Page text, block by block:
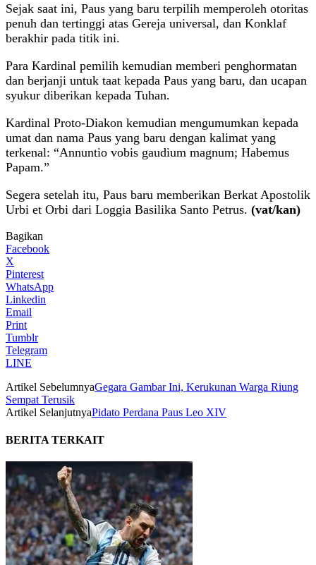
Sejak saat ini, Paus yang baru terpilih memperoleh otoritas
penuh dan tertinggi atas Gereja universal, dan Konklaf
berakhir pada titik ini.
Para Kardinal pemilih kemudian memberi penghormatan
dan berjanji untuk taat kepada Paus yang baru, dan ucapan
syukur diberikan kepada Tuhan.
Kardinal Proto-Diakon kemudian mengumumkan kepada
umat dan nama Paus yang baru dengan kalimat yang
terkenal: “Annuntio vobis gaudium magnum; Habemus
Papam.”
Segera setelah itu, Paus baru memberikan Berkat Apostolik
Urbi et Orbi dari Loggia Basilika Santo Petrus. (vat/kan)
Bagikan
Facebook
X
Pinterest
WhatsApp
Linkedin
Email
Print
Tumblr
Telegram
LINE
Artikel SebelumnyaGegara Gambar Ini, Kerukunan Warga Riung
Sempat Terusik
Artikel SelanjutnyaPidato Perdana Paus Leo XIV
BERITA TERKAIT